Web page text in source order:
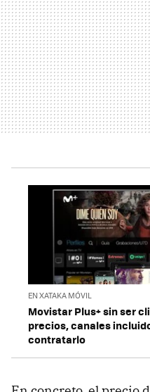
EN XATAKA MÓVIL
Movistar Plus+ sin ser
precios, canales
contratarlo